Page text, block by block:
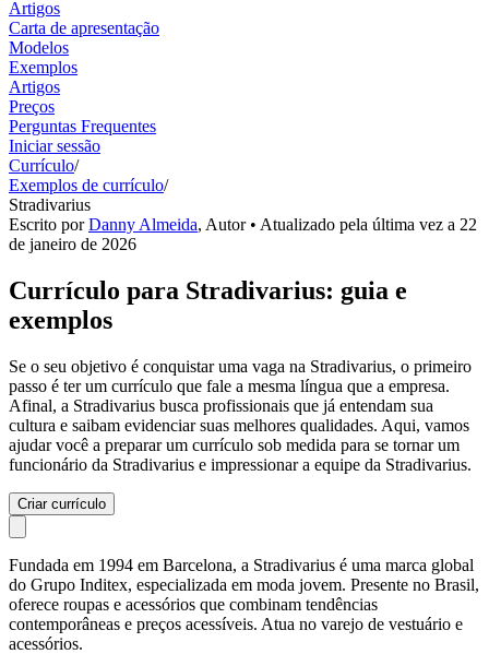
Artigos
Carta de apresentação
Modelos
Exemplos
Artigos
Preços
Perguntas Frequentes
Iniciar sessão
Currículo/
Exemplos de currículo/
Stradivarius
Escrito porDanny Almeida, Autor• Atualizado pela última vez a 22
de janeiro de 2026
Currículo para Stradivarius: guia e
exemplos
Se o seu objetivo é conquistar uma vaga na Stradivarius, o primeiro
passo é ter um currículo que fale a mesma língua que a empresa.
Afinal, a Stradivarius busca profissionais que já entendam sua
cultura e saibam evidenciar suas melhores qualidades. Aqui, vamos
ajudar você a preparar um currículo sob medida para se tornar um
funcionário da Stradivarius e impressionar a equipe da Stradivarius.
Criar currículo
Fundada em 1994 em Barcelona, a Stradivarius é uma marca global
do Grupo Inditex, especializada em moda jovem. Presente no Brasil,
oferece roupas e acessórios que combinam tendências
contemporâneas e preços acessíveis. Atua no varejo de vestuário e
acessórios.